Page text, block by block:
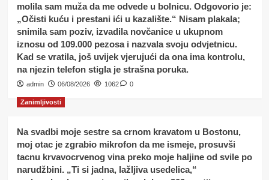
molila sam muža da me odvede u bolnicu. Odgovorio je:
„Očisti kuću i prestani ići u kazalište.“ Nisam plakala;
snimila sam poziv, izvadila novčanice u ukupnom
iznosu od 109.000 pezosa i nazvala svoju odvjetnicu.
Kad se vratila, još uvijek vjerujući da ona ima kontrolu,
na njezin telefon stigla je strašna poruka.
admin 06/08/2026 1062 0
Zanimljivosti
Na svadbi moje sestre sa crnom kravatom u Bostonu,
moj otac je zgrabio mikrofon da me ismeje, prosuvši
tacnu krvavocrvenog vina preko moje haljine od svile po
narudžbini. „Ti si jadna, lažljiva usedelica,“